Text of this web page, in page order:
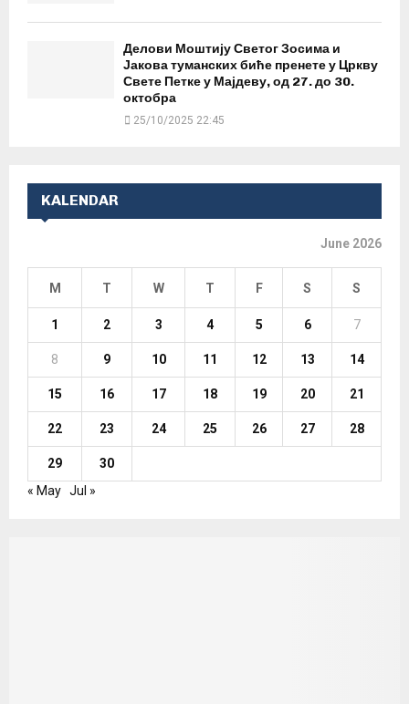
Делови Моштију Светог Зосима и
Јакова туманских биће пренете у Цркву
Свете Петке у Мајдеву, од 27. до 30.
октобра
25/10/2025 22:45
KALENDAR
June 2026
M T W T F S S
1 2 3 4 5 6 7
8 9 10 11 12 13 14
15 16 17 18 19 20 21
22 23 24 25 26 27 28
29
30
« May Jul »